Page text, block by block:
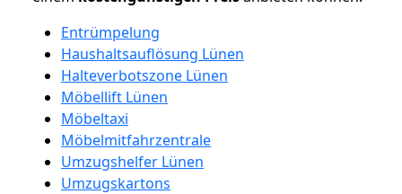
Entrümpelung
Haushaltsauflösung Lünen
Halteverbotszone Lünen
Möbellift Lünen
Möbeltaxi
Möbelmitfahrzentrale
Umzugshelfer Lünen
Umzugskartons